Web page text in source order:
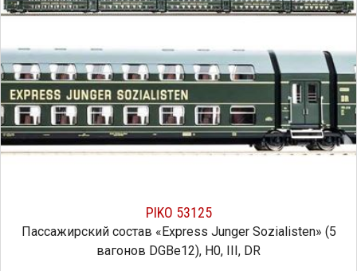
PIKO 53125
Пассажирский состав «Express Junger Sozialisten» (5
вагонов DGBe12), H0, III, DR